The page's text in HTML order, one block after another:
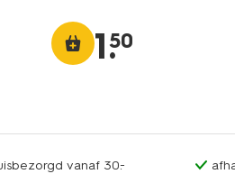
1.
50
vanaf 30.-